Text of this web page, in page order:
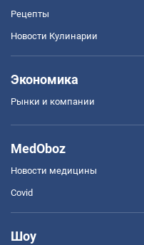
Рецепты
Новости Кулинарии
Экономика
Рынки и компании
MedOboz
Новости медицины
Covid
Шоу